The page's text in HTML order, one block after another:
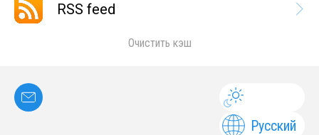
RSS feed
Очистить кэш
Русский